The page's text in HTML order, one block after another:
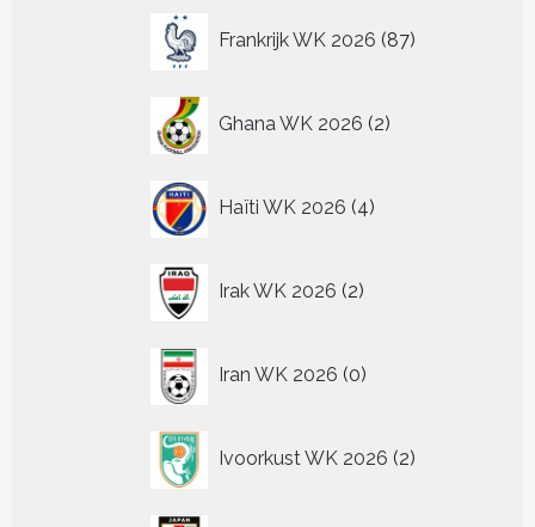
Frankrijk WK 2026 87
producten
Ghana WK 2026 2
producten
Haïti WK 2026 4
producten
Irak WK 2026 2
producten
Iran WK 2026 0
producten
Ivoorkust WK 2026 2
producten